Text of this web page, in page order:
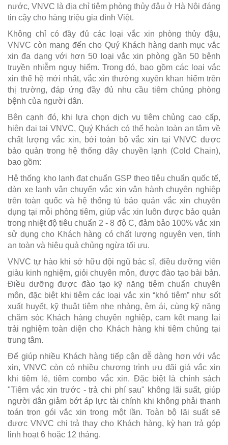
nước, VNVC là địa chỉ tiêm phòng thủy đậu ở Hà Nội đáng
tin cậy cho hàng triệu gia đình Việt.
Không chỉ có đầy đủ các loại vắc xin phòng thủy đậu,
VNVC còn mang đến cho Quý Khách hàng danh mục vắc
xin đa dạng với hơn 50 loại vắc xin phòng gần 50 bệnh
truyền nhiễm nguy hiểm. Trong đó, bao gồm các loại vắc
xin thế hệ mới nhất, vắc xin thường xuyên khan hiếm trên
thị trường, đáp ứng đầy đủ nhu cầu tiêm chủng phòng
bệnh của người dân.
Bên cạnh đó, khi lựa chọn dịch vụ tiêm chủng cao cấp,
hiện đại tại VNVC, Quý Khách có thể hoàn toàn an tâm về
chất lượng vắc xin, bởi toàn bộ vắc xin tại VNVC được
bảo quản trong hệ thống dây chuyền lạnh (Cold Chain),
bao gồm:
Hệ thống kho lạnh đạt chuẩn GSP theo tiêu chuẩn quốc tế,
dàn xe lạnh vận chuyển vắc xin vận hành chuyên nghiệp
trên toàn quốc và hệ thống tủ bảo quản vắc xin chuyên
dụng tại mỗi phòng tiêm, giúp vắc xin luôn được bảo quản
trong nhiệt độ tiêu chuẩn 2 - 8 độ C, đảm bảo 100% vắc xin
sử dụng cho Khách hàng có chất lượng nguyên vẹn, tính
an toàn và hiệu quả chủng ngừa tối ưu.
VNVC tự hào khi sở hữu đội ngũ bác sĩ, điều dưỡng viên
giàu kinh nghiệm, giỏi chuyên môn, được đào tạo bài bản.
Điều dưỡng được đào tạo kỹ năng tiêm chuẩn chuyên
môn, đặc biệt khi tiêm các loại vắc xin “khó tiêm” như sốt
xuất huyết, kỹ thuật tiêm nhẹ nhàng, êm ái, cùng kỹ năng
chăm sóc Khách hàng chuyên nghiệp, cam kết mang lại
trải nghiệm toàn diện cho Khách hàng khi tiêm chủng tại
trung tâm.
Để giúp nhiều Khách hàng tiếp cận dễ dàng hơn với vắc
xin, VNVC còn có nhiều chương trình ưu đãi giá vắc xin
khi tiêm lẻ, tiêm combo vắc xin. Đặc biệt là chính sách
"Tiêm vắc xin trước - trả chi phí sau" không lãi suất, giúp
người dân giảm bớt áp lực tài chính khi không phải thanh
toán trọn gói vắc xin trong một lần. Toàn bộ lãi suất sẽ
được VNVC chi trả thay cho Khách hàng, kỳ hạn trả góp
linh hoạt 6 hoặc 12 tháng.